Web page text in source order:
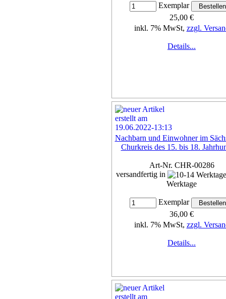
Exemplar
25,00 €
inkl. 7% MwSt, zzgl.
Details...
Nachbarn und Einwohner im
Churkreis des 15. bis 18.
Art-Nr. CHR-00286
versandfertig in
Werktage
Exemplar
36,00 €
inkl. 7% MwSt, zzgl.
Details...